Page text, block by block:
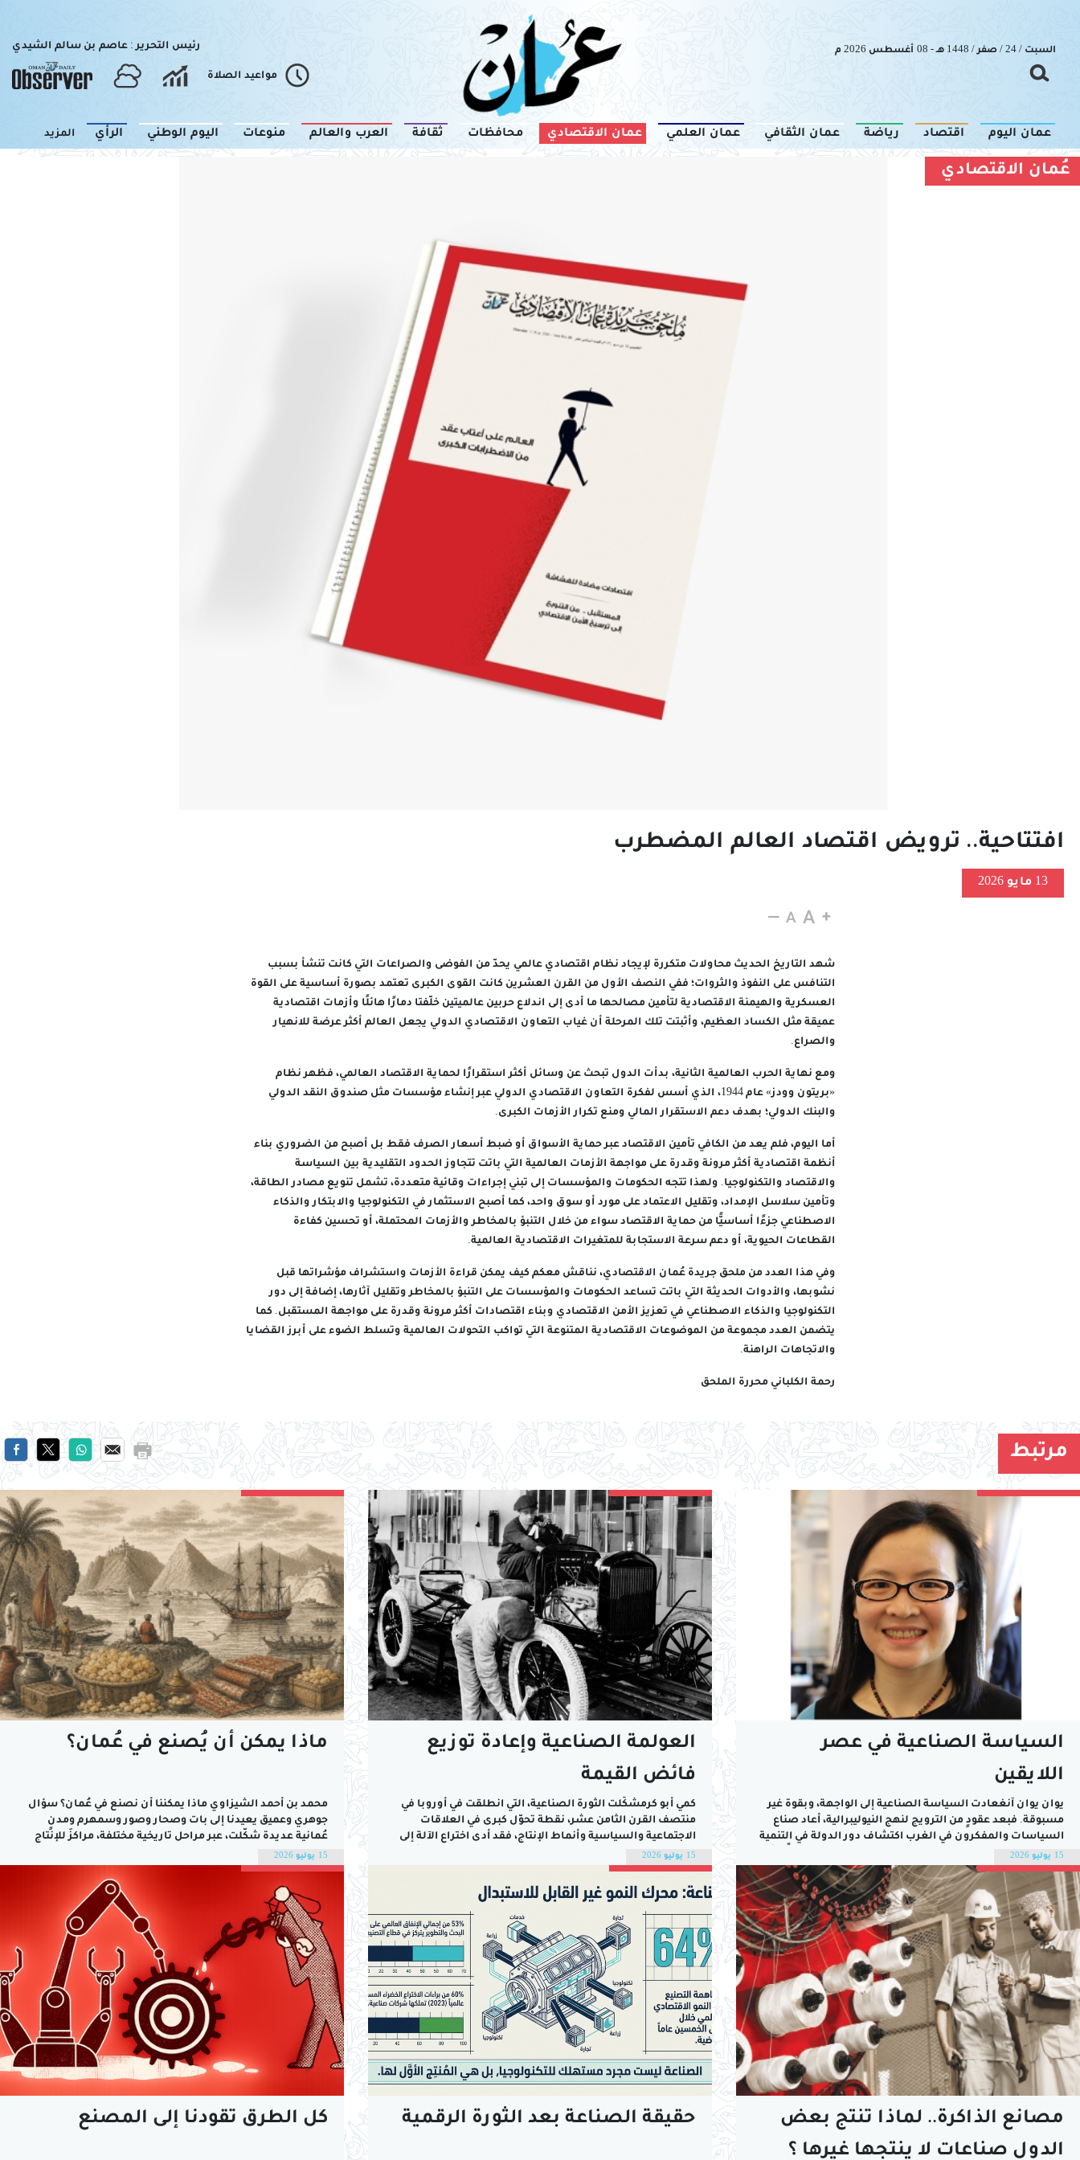
السبت / 24 / صفر / 1448 هـ - 08 أغسطس 2026 م رئيس التحرير : عاصم بن سالم الشيدي
مواعيد الصلاة
عمان اليوم اقتصاد رياضة عمان الثقافي عمان العلمي عمان الاقتصادي محافظات ثقافة العرب والعالم منوعات اليوم الوطني الرأي المزيد
عُمان الاقتصادي
افتتاحية.. ترويض اقتصاد العالم المضطرب
13 مايو 2026
شهد التاريخ الحديث محاولات متكررة لإيجاد نظام اقتصادي عالمي يحدّ من الفوضى والصراعات التي كانت تنشأ بسبب
التنافس على النفوذ والثروات؛ ففي النصف الأول من القرن العشرين كانت القوى الكبرى تعتمد بصورة أساسية على القوة
العسكرية والهيمنة الاقتصادية لتأمين مصالحها ما أدى إلى اندلاع حربين عالميتين خلّفتا دمارًا هائلًا وأزمات اقتصادية
عميقة مثل الكساد العظيم، وأثبتت تلك المرحلة أن غياب التعاون الاقتصادي الدولي يجعل العالم أكثر عرضة للانهيار
والصراع.
ومع نهاية الحرب العالمية الثانية، بدأت الدول تبحث عن وسائل أكثر استقرارًا لحماية الاقتصاد العالمي، فظهر نظام
«بريتون وودز» عام 1944، الذي أسس لفكرة التعاون الاقتصادي الدولي عبر إنشاء مؤسسات مثل صندوق النقد الدولي
والبنك الدولي؛ بهدف دعم الاستقرار المالي ومنع تكرار الأزمات الكبرى.
أما اليوم، فلم يعد من الكافي تأمين الاقتصاد عبر حماية الأسواق أو ضبط أسعار الصرف فقط بل أصبح من الضروري بناء
أنظمة اقتصادية أكثر مرونة وقدرة على مواجهة الأزمات العالمية التي باتت تتجاوز الحدود التقليدية بين السياسة
والاقتصاد والتكنولوجيا. ولهذا تتجه الحكومات والمؤسسات إلى تبني إجراءات وقائية متعددة، تشمل تنويع مصادر الطاقة،
وتأمين سلاسل الإمداد، وتقليل الاعتماد على مورد أو سوق واحد، كما أصبح الاستثمار في التكنولوجيا والابتكار والذكاء
الاصطناعي جزءًا أساسيًّا من حماية الاقتصاد سواء من خلال التنبؤ بالمخاطر والأزمات المحتملة، أو تحسين كفاءة
القطاعات الحيوية، أو دعم سرعة الاستجابة للمتغيرات الاقتصادية العالمية.
وفي هذا العدد من ملحق جريدة عُمان الاقتصادي، نناقش معكم كيف يمكن قراءة الأزمات واستشراف مؤشراتها قبل
نشوبها، والأدوات الحديثة التي باتت تساعد الحكومات والمؤسسات على التنبؤ بالمخاطر وتقليل آثارها، إضافة إلى دور
التكنولوجيا والذكاء الاصطناعي في تعزيز الأمن الاقتصادي وبناء اقتصادات أكثر مرونة وقدرة على مواجهة المستقبل. كما
يتضمن العدد مجموعة من الموضوعات الاقتصادية المتنوعة التي تواكب التحولات العالمية وتسلط الضوء على أبرز القضايا
والاتجاهات الراهنة.
رحمة الكلباني محررة الملحق
مرتبط
السياسة الصناعية في عصر
اللايقين
يوان يوان آنغعادت السياسة الصناعية إلى الواجهة، وبقوة غير
مسبوقة. فبعد عقودٍ من الترويج لنهج النيوليبرالية، أعاد صناع
السياسات والمفكرون في الغرب اكتشاف دور الدولة في التنمية
الاقتصادية. وحتى البنك الدولي انضم إلى هذا التوجه، معترفًا بأن
نصائحه السابقة لم تعد تملك سوى «القيمة العملية لقرص
مرن»، وأن على كل...
15 يوليو 2026
العولمة الصناعية وإعادة توزيع
فائض القيمة
كمي أبو كرمشكّلت الثورة الصناعية، التي انطلقت في أوروبا في
منتصف القرن الثامن عشر، نقطة تحوّل كبرى في العلاقات
الاجتماعية والسياسية وأنماط الإنتاج، فقد أدى اختراع الآلة إلى
انتقال الإنتاج من الطابع الزراعي إلى الطابع الصناعي، كما أسهم
في تراجع الحرف اليدوية التقليدية، ونتج عن هذا التحول ارتفاع
هائل في...
15 يوليو 2026
ماذا يمكن أن يُصنع في عُمان؟
محمد بن أحمد الشيزاوي ماذا يمكننا أن نصنع في عُمان؟ سؤال
جوهري وعميق يعيدنا إلى بات وصحار وصور وسمهرم ومدنٍ
عُمانية عديدة شكّلت، عبر مراحل تاريخية مختلفة، مراكزَ للإنتاج
والصناعة والتجارة، وانطلقت منها منتجات عُمانية، وفق مفهوم
الصناعة في تلك العصور، إلى بلاد الرافدين ومصر والهند، ثم إلى
العالم الروماني في...
15 يوليو 2026
مصانع الذاكرة.. لماذا تنتج بعض
الدول صناعات لا ينتجها غيرها ؟
حقيقة الصناعة بعد الثورة الرقمية كل الطرق تقودنا إلى المصنع